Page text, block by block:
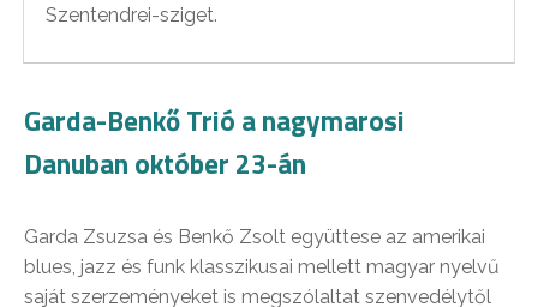
Szentendrei-sziget.
Garda-Benkő Trió a nagymarosi
Danuban október 23-án
Garda Zsuzsa és Benkő Zsolt együttese az amerikai
blues, jazz és funk klasszikusai mellett magyar nyelvű
saját szerzeményeket is megszólaltat szenvedélytől